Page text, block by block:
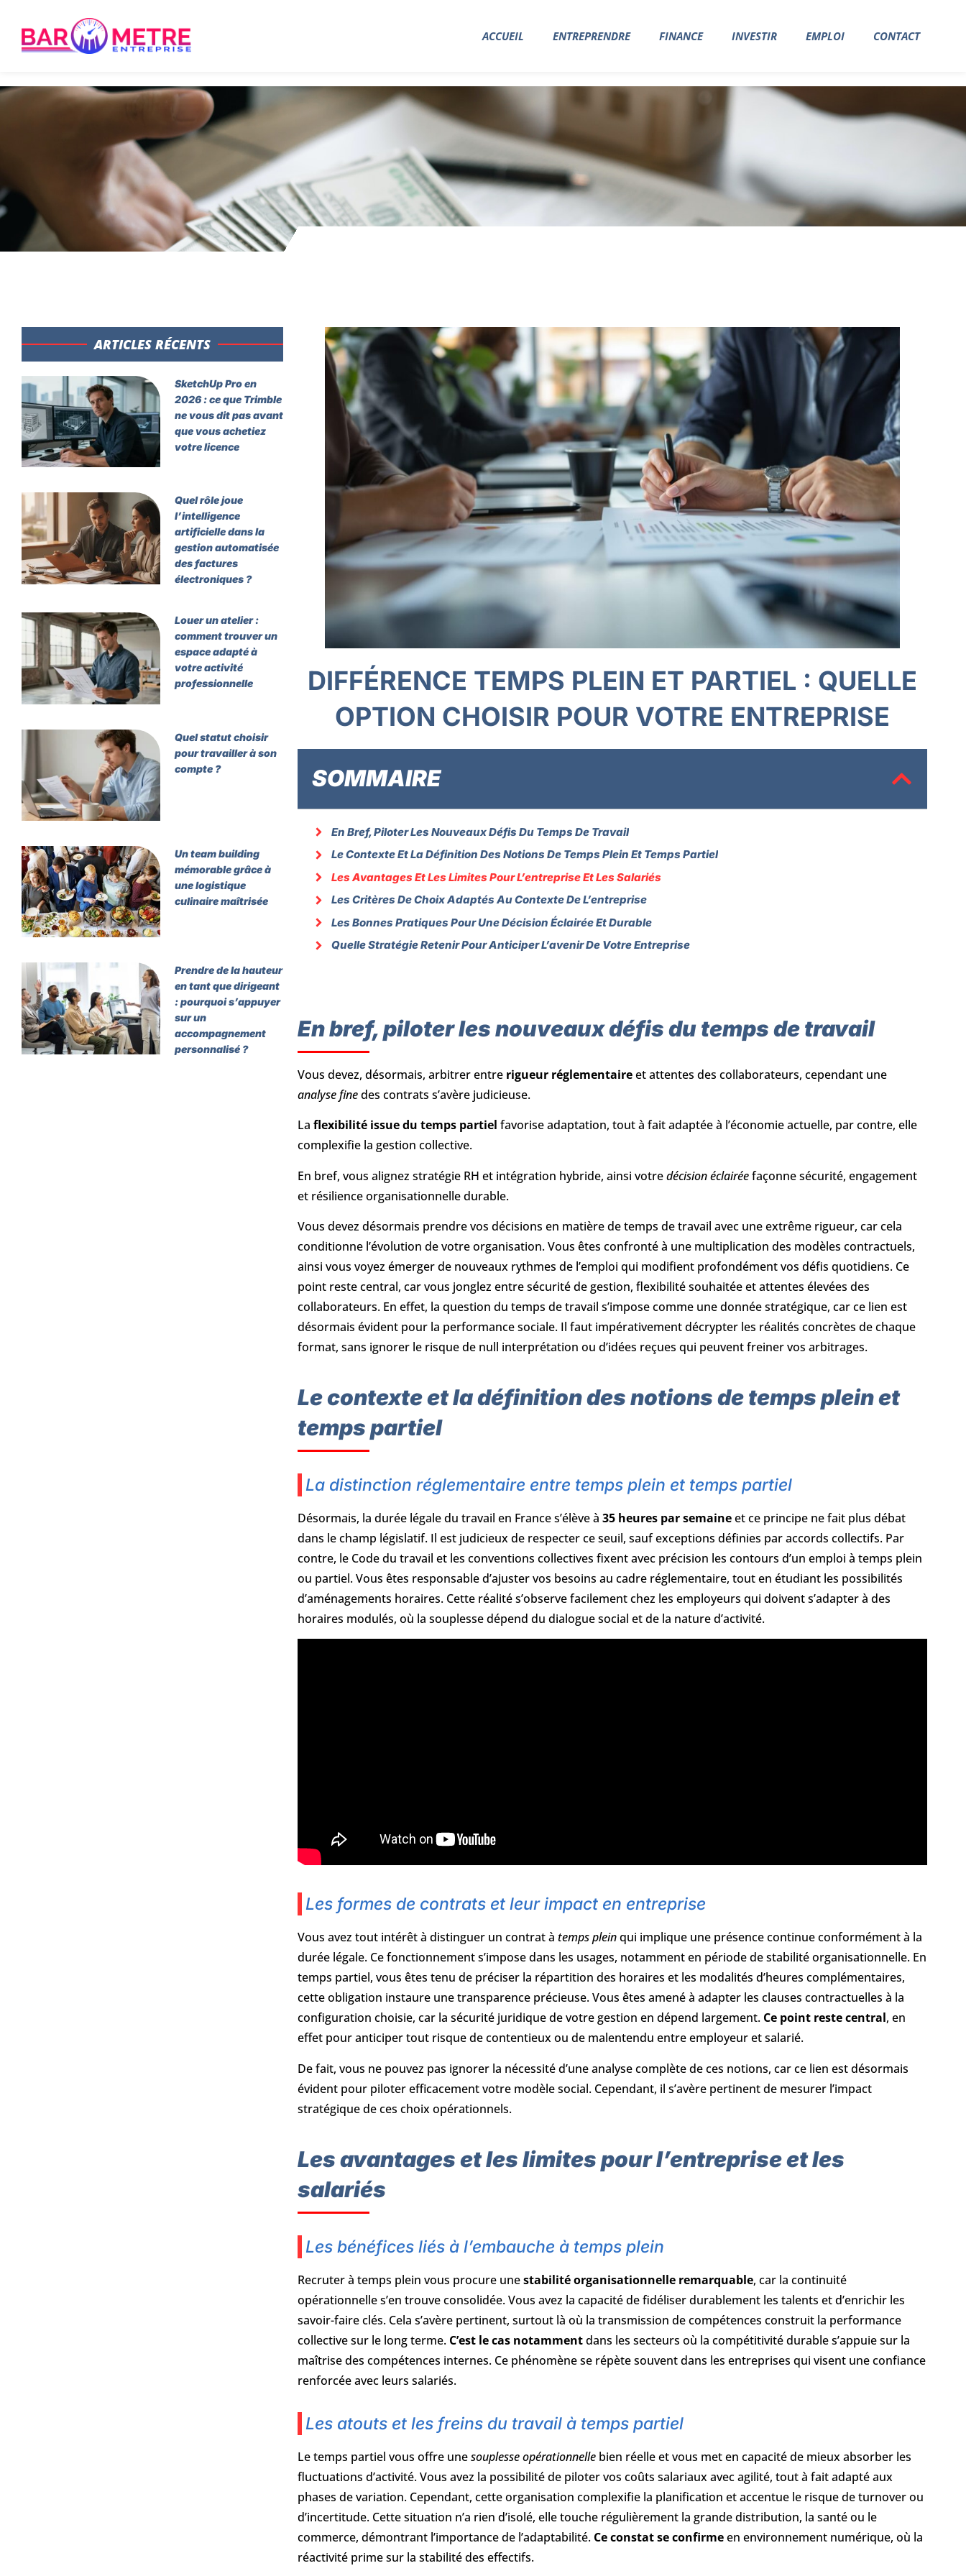
ACCUEIL ENTREPRENDRE FINANCE INVESTIR EMPLOI CONTACT
ARTICLES RÉCENTS​
SketchUp Pro en
2026 : ce que Trimble
ne vous dit pas avant
que vous achetiez
votre licence
Quel rôle joue
l’intelligence
artificielle dans la
gestion automatisée
des factures
électroniques ?
Louer un atelier :
comment trouver un
espace adapté à
votre activité
professionnelle
Quel statut choisir
pour travailler à son
compte ?
Un team building
mémorable grâce à
une logistique
culinaire maîtrisée
Prendre de la hauteur
en tant que dirigeant
: pourquoi s’appuyer
sur un
accompagnement
personnalisé ?
DIFFÉRENCE TEMPS PLEIN ET PARTIEL : QUELLE
OPTION CHOISIR POUR VOTRE ENTREPRISE
SOMMAIRE
En Bref, Piloter Les Nouveaux Défis Du Temps De Travail
Le Contexte Et La Définition Des Notions De Temps Plein Et Temps Partiel
Les Avantages Et Les Limites Pour L’entreprise Et Les Salariés
Les Critères De Choix Adaptés Au Contexte De L’entreprise
Les Bonnes Pratiques Pour Une Décision Éclairée Et Durable
Quelle Stratégie Retenir Pour Anticiper L’avenir De Votre Entreprise
En bref, piloter les nouveaux défis du temps de travail
Vous devez, désormais, arbitrer entre rigueur réglementaireet attentes des collaborateurs, cependant une
analyse finedes contrats s’avère judicieuse.
La flexibilité issue du temps partiel favorise adaptation, tout à fait adaptée à l’économie actuelle, par contre, elle
complexifie la gestion collective.
En bref, vous alignez stratégie RH et intégration hybride, ainsi votredécision éclairéefaçonne sécurité, engagement
et résilience organisationnelle durable.
Vous devez désormais prendre vos décisions en matière de temps de travail avec une extrême rigueur, car cela
conditionne l’évolution de votre organisation. Vous êtes confronté à une multiplication des modèles contractuels,
ainsi vous voyez émerger de nouveaux rythmes de l’emploi qui modifient profondément vos défis quotidiens. Ce
point reste central, car vous jonglez entre sécurité de gestion, flexibilité souhaitée et attentes élevées des
collaborateurs. En effet, la question du temps de travail s’impose comme une donnée stratégique, car ce lien est
désormais évident pour la performance sociale. Il faut impérativement décrypter les réalités concrètes de chaque
format, sans ignorer le risque de null interprétation ou d’idées reçues qui peuvent freiner vos arbitrages.
Le contexte et la définition des notions de temps plein et
temps partiel
La distinction réglementaire entre temps plein et temps partiel
Désormais, la durée légale du travail en France s’élève à 35 heures par semaineet ce principe ne fait plus débat
dans le champ législatif. Il est judicieux de respecter ce seuil, sauf exceptions définies par accords collectifs. Par
contre, le Code du travail et les conventions collectives fixent avec précision les contours d’un emploi à temps plein
ou partiel. Vous êtes responsable d’ajuster vos besoins au cadre réglementaire, tout en étudiant les possibilités
d’aménagements horaires. Cette réalité s’observe facilement chez les employeurs qui doivent s’adapter à des
horaires modulés, où la souplesse dépend du dialogue social et de la nature d’activité.
Les formes de contrats et leur impact en entreprise
Vous avez tout intérêt à distinguer un contrat à temps pleinqui implique une présence continue conformément à la
durée légale. Ce fonctionnement s’impose dans les usages, notamment en période de stabilité organisationnelle. En
temps partiel, vous êtes tenu de préciser la répartition des horaires et les modalités d’heures complémentaires,
cette obligation instaure une transparence précieuse. Vous êtes amené à adapter les clauses contractuelles à la
configuration choisie, car la sécurité juridique de votre gestion en dépend largement. Ce point reste central, en
effet pour anticiper tout risque de contentieux ou de malentendu entre employeur et salarié.
De fait, vous ne pouvez pas ignorer la nécessité d’une analyse complète de ces notions, car ce lien est désormais
évident pour piloter efficacement votre modèle social. Cependant, il s’avère pertinent de mesurer l’impact
stratégique de ces choix opérationnels.
Les avantages et les limites pour l’entreprise et les
salariés
Les bénéfices liés à l’embauche à temps plein
Recruter à temps plein vous procure unestabilité organisationnelle remarquable, car la continuité
opérationnelle s’en trouve consolidée. Vous avez la capacité de fidéliser durablement les talents et d’enrichir les
savoir-faire clés. Cela s’avère pertinent, surtout là où la transmission de compétences construit la performance
collective sur le long terme. C’est le cas notammentdans les secteurs où la compétitivité durable s’appuie sur la
maîtrise des compétences internes. Ce phénomène se répète souvent dans les entreprises qui visent une confiance
renforcée avec leurs salariés.
Les atouts et les freins du travail à temps partiel
Le temps partiel vous offre unesouplesse opérationnelle bien réelle et vous met en capacité de mieux absorber les
fluctuations d’activité. Vous avez la possibilité de piloter vos coûts salariaux avec agilité, tout à fait adapté aux
phases de variation. Cependant, cette organisation complexifie la planification et accentue le risque de turnover ou
d’incertitude. Cette situation n’a rien d’isolé, elle touche régulièrement la grande distribution, la santé ou le
commerce, démontrant l’importance de l’adaptabilité. Ce constat se confirmeen environnement numérique, où la
réactivité prime sur la stabilité des effectifs.